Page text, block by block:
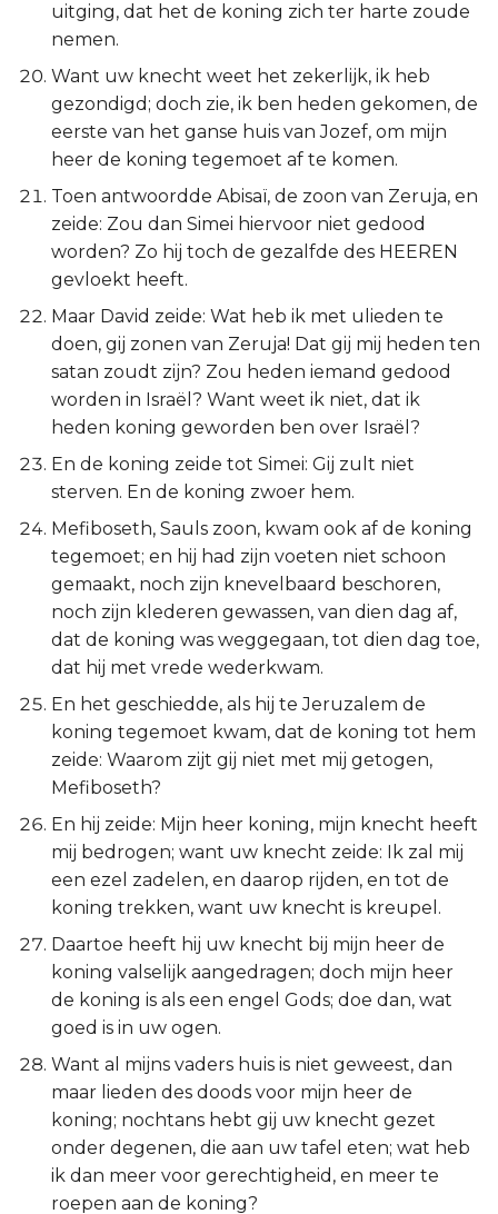
uitging, dat het de koning zich ter harte zoude
nemen.
Want uw knecht weet het zekerlijk, ik heb
gezondigd; doch zie, ik ben heden gekomen, de
eerste van het ganse huis van Jozef, om mijn
heer de koning tegemoet af te komen.
Toen antwoordde Abisaï, de zoon van Zeruja, en
zeide: Zou dan Simei hiervoor niet gedood
worden? Zo hij toch de gezalfde des HEEREN
gevloekt heeft.
Maar David zeide: Wat heb ik met ulieden te
doen, gij zonen van Zeruja! Dat gij mij heden ten
satan zoudt zijn? Zou heden iemand gedood
worden in Israël? Want weet ik niet, dat ik
heden koning geworden ben over Israël?
En de koning zeide tot Simei: Gij zult niet
sterven. En de koning zwoer hem.
Mefiboseth, Sauls zoon, kwam ook af de koning
tegemoet; en hij had zijn voeten niet schoon
gemaakt, noch zijn knevelbaard beschoren,
noch zijn klederen gewassen, van dien dag af,
dat de koning was weggegaan, tot dien dag toe,
dat hij met vrede wederkwam.
En het geschiedde, als hij te Jeruzalem de
koning tegemoet kwam, dat de koning tot hem
zeide: Waarom zijt gij niet met mij getogen,
Mefiboseth?
En hij zeide: Mijn heer koning, mijn knecht heeft
mij bedrogen; want uw knecht zeide: Ik zal mij
een ezel zadelen, en daarop rijden, en tot de
koning trekken, want uw knecht is kreupel.
Daartoe heeft hij uw knecht bij mijn heer de
koning valselijk aangedragen; doch mijn heer
de koning is als een engel Gods; doe dan, wat
goed is in uw ogen.
Want al mijns vaders huis is niet geweest, dan
maar lieden des doods voor mijn heer de
koning; nochtans hebt gij uw knecht gezet
onder degenen, die aan uw tafel eten; wat heb
ik dan meer voor gerechtigheid, en meer te
roepen aan de koning?